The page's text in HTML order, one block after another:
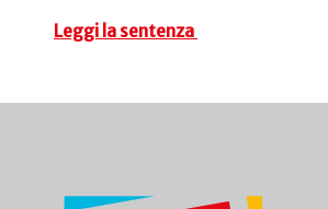
Leggi la sentenza